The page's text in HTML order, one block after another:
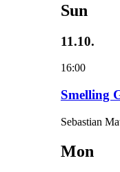
Sun
11.10.
16:00
Smelling
Sebastian
Mon